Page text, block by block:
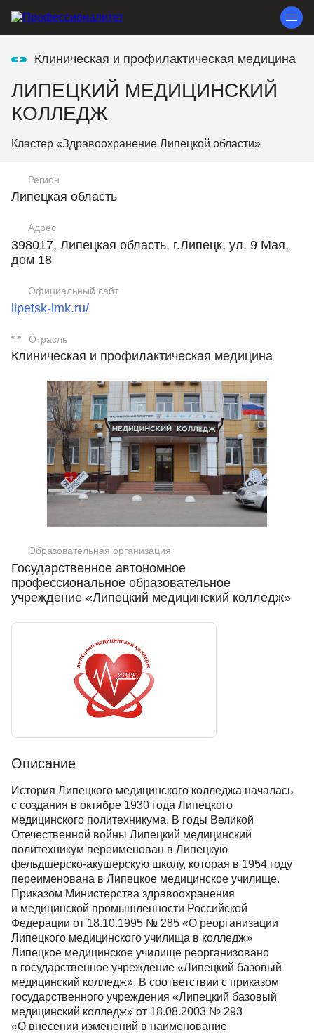
Клиническая и профилактическая медицина
ЛИПЕЦКИЙ МЕДИЦИНСКИЙ
КОЛЛЕДЖ
Кластер «Здравоохранение Липецкой области»
Регион
Липецкая область
Адрес
398017, Липецкая область, г.Липецк, ул. 9 Мая,
дом 18
Официальный сайт
lipetsk-lmk.ru/
Отрасль
Клиническая и профилактическая медицина
Образовательная организация
Государственное автономное
профессиональное образовательное
учреждение «Липецкий медицинский колледж»
Описание
История Липецкого медицинского колледжа началась
с создания в октябре 1930 года Липецкого
медицинского политехникума. В годы Великой
Отечественной войны Липецкий медицинский
политехникум переименован в Липецкую
фельдшерско-акушерскую школу, которая в 1954 году
переименована в Липецкое медицинское училище.
Приказом Министерства здравоохранения
и медицинской промышленности Российской
Федерации от 18.10.1995 № 285 «О реорганизации
Липецкого медицинского училища в колледж»
Липецкое медицинское училище реорганизовано
в государственное учреждение «Липецкий базовый
медицинский колледж». В соответствии с приказом
государственного учреждения «Липецкий базовый
медицинский колледж» от 18.08.2003 № 293
«О внесении изменений в наименование